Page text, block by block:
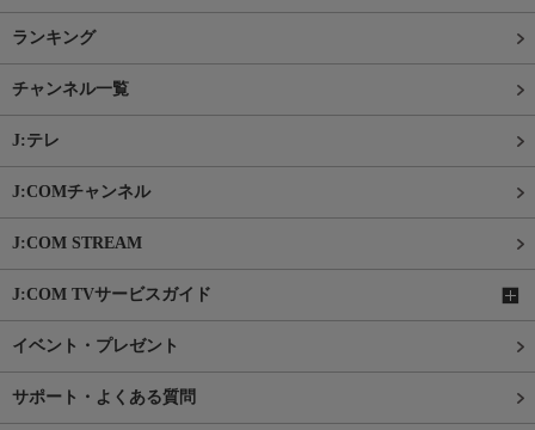
ランキング
チャンネル一覧
J:テレ
J:COMチャンネル
J:COM STREAM
J:COM TVサービスガイド
イベント・プレゼント
サポート・よくある質問